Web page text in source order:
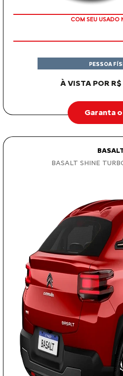
OU TAXA
À VISTA POR
PESSOA
Garanta
BASALT SHINE